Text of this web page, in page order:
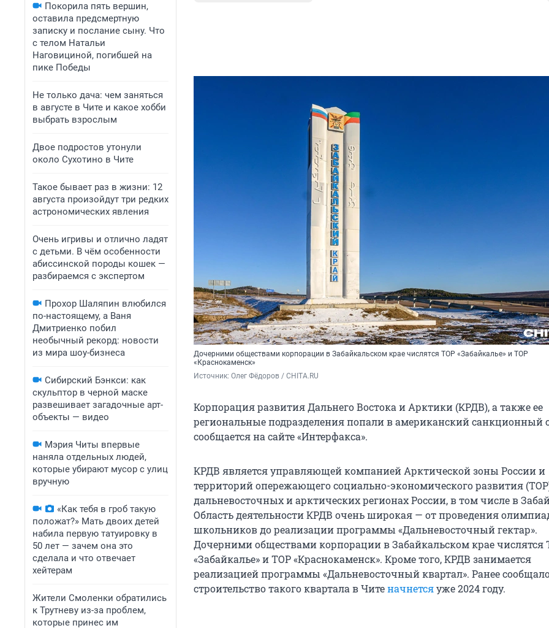
Покорила пять вершин,
оставила предсмертную
записку и послание сыну. Что
с телом Натальи
Наговициной, погибшей на
пике Победы
Не только дача: чем заняться
в августе в Чите и какое хобби
выбрать взрослым
Двое подростов утонули
около Сухотино в Чите
Такое бывает раз в жизни: 12
августа произойдут три редких
астрономических явления
Очень игривы и отлично ладят
с детьми. В чём особенности
абиссинской породы кошек —
разбираемся с экспертом
Прохор Шаляпин влюбился
по-настоящему, а Ваня
Дмитриенко побил
необычный рекорд: новости
из мира шоу-бизнеса
Сибирский Бэнкси: как
скульптор в черной маске
развешивает загадочные арт-
объекты — видео
Мэрия Читы впервые
наняла отдельных людей,
которые убирают мусор с улиц
вручную
«Как тебя в гроб такую
положат?» Мать двоих детей
набила первую татуировку в
50 лет — зачем она это
сделала и что отвечает
хейтерам
Жители Смоленки обратились
к Трутневу из-за проблем,
которые принес им
Дочерними обществами корпорации в Забайкальском крае числятся ТОР «Забайкалье» и ТОР
«Краснокаменск»
Источник: Олег Фёдоров / CHITA.RU
Корпорация развития Дальнего Востока и Арктики (КРДВ), а также ее
региональные подразделения попали в американский санкционный
сообщается на сайте «Интерфакса».
КРДВ является управляющей компанией Арктической зоны России и
территорий опережающего социально-экономического развития
дальневосточных и арктических регионах России, в том числе в
Область деятельности КРДВ очень широкая — от проведения
школьников до реализации программы «Дальневосточный гектар».
Дочерними обществами корпорации в Забайкальском крае числятся
«Забайкалье» и ТОР «Краснокаменск». Кроме того, КРДВ занимается
реализацией программы «Дальневосточный квартал». Ранее
строительство такого квартала в Читеначнетсяуже 2024 году.